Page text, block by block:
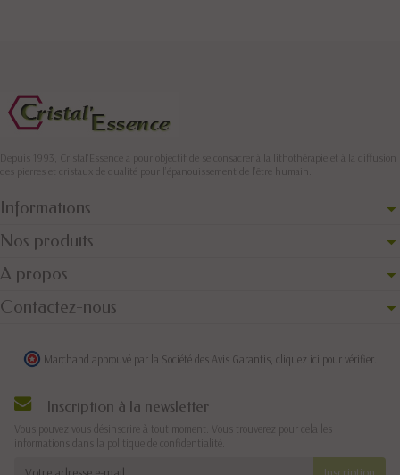
Depuis 1993, Cristal'Essence a pour objectif de se consacrer à la lithothérapie et à la diffusion
des pierres et cristaux de qualité pour l’épanouissement de l’être humain.
Informations
Nos produits
A propos
Contactez-nous
Marchand approuvé par la Société des Avis Garantis, cliquez ici pour vérifier
Inscription à la newsletter
Vous pouvez vous désinscrire à tout moment. Vous trouverez pour cela les
informations dans la politique de confidentialité.